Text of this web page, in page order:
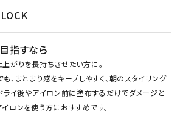
指すなら
がりを長持ちさせたい方に。
、まとまり感をキープしやすく、朝のスタイリング
ライ後やアイロン前に塗布するだけでダメージと
ロンを使う方におすすめです。